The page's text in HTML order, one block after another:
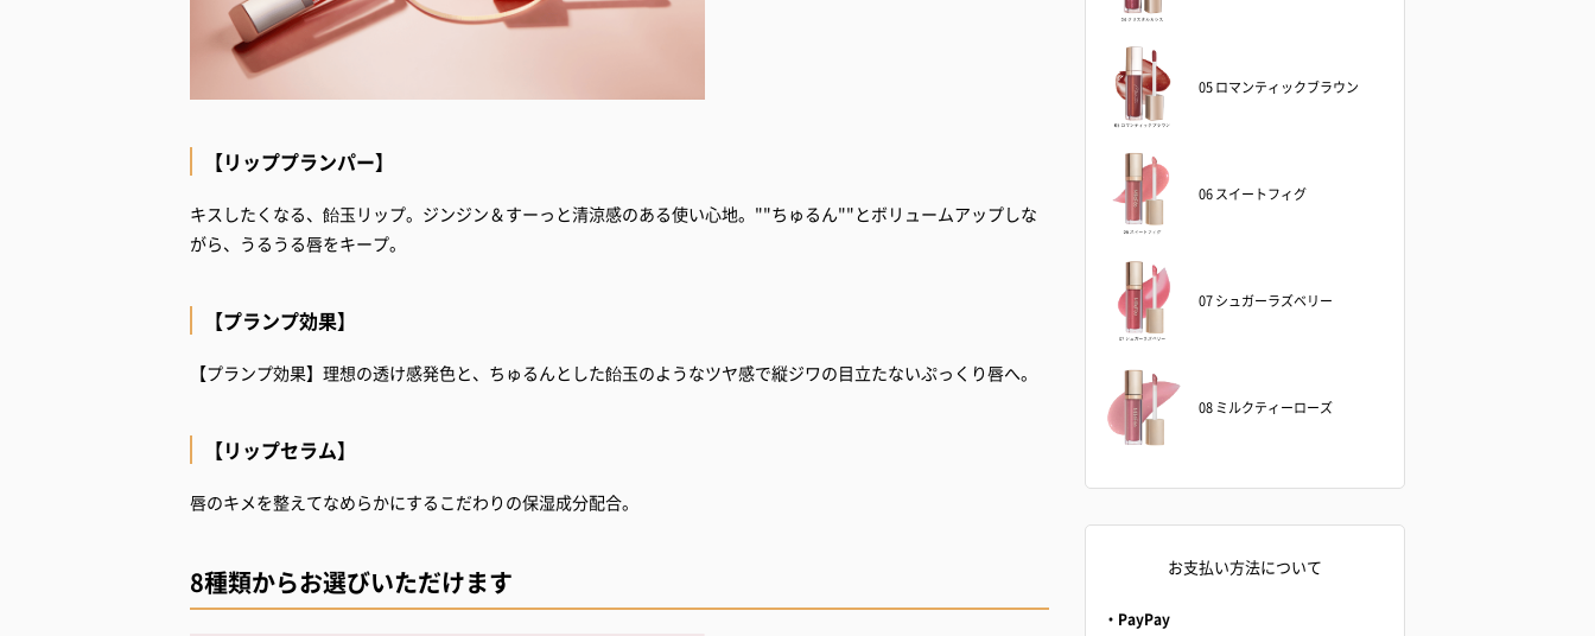
【リッププランパー】
キスしたくなる、飴玉リップ。ジンジン＆すーっと清涼感のある使い心地。""ちゅるん""とボリュームアップしな
がら、うるうる唇をキープ。
【プランプ効果】
【プランプ効果】理想の透け感発色と、ちゅるんとした飴玉のようなツヤ感で縦ジワの目立たないぷっくり唇へ。
【リップセラム】
唇のキメを整えてなめらかにするこだわりの保湿成分配合。
8種類からお選びいただけます
05 ロマンティックブラウン
06 スイートフィグ
07 シュガーラズベリー
08 ミルクティーローズ
お支払い方法について
・PayPay